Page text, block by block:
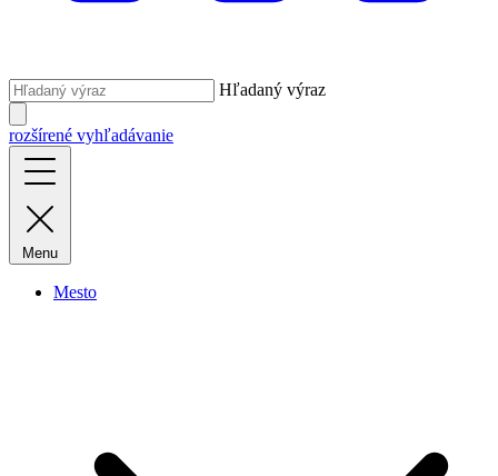
Hľadaný výraz
rozšírené vyhľadávanie
Menu
Mesto